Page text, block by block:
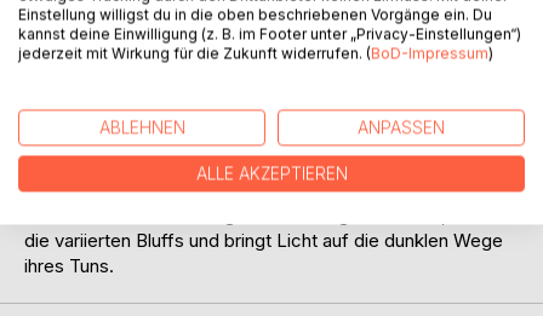
DNA-Spuren des Täters, doch der sitzt zur Tatzeit in
Polizeigewahrsam. Wieder ein Bluff? Oberkommissar Wulff
ist ratlos und sein Team kurz davor, die Hoffnung
Der klare Blick von Alina und Karl ist ihrer Sucht nach Beute
gewichen und trotzdem sind beide überzeugt, nicht
gefasst werden zu können. Wie soll ihnen das aber
gelingen?
die variierten Bluffs und bringt Licht auf die dunklen Wege
ihres Tuns.
Einstellung willigst du in die oben beschriebenen Vorgänge ein. Du
kannst deine Einwilligung (z. B. im Footer unter „Privacy-Einstellungen“)
jederzeit mit Wirkung für die Zukunft widerrufen. (BoD-Impressum)
ABLEHNEN ANPASSEN
ALLE AKZEPTIEREN